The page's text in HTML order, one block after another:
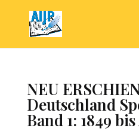
NEU
Deutschland
Band 1: 1849